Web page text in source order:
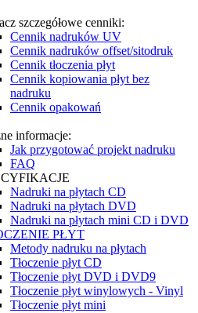
szczegółowe cenniki:
Cennik nadruków UV
Cennik nadruków offset/sitodruk
Cennik tłoczenia płyt
Cennik kopiowania płyt bez
nadruku
Cennik opakowań
informacje:
Jak przygotować projekt nadruku
FAQ
Nadruki na płytach CD
Nadruki na płytach DVD
Nadruki na płytach mini CD i DVD
PŁYT
Metody nadruku na płytach
Tłoczenie płyt CD
Tłoczenie płyt DVD i DVD9
Tłoczenie płyt winylowych - Vinyl
Tłoczenie płyt mini